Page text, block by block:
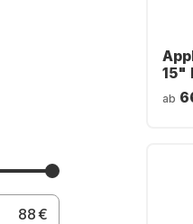
€
15"
ab